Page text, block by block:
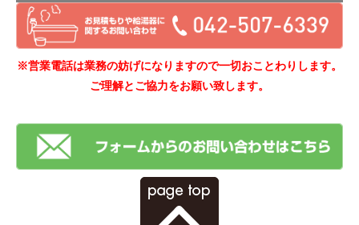
※営業電話は業務の妨げになりますので一切おことわりします。
ご理解とご協力をお願い致します。